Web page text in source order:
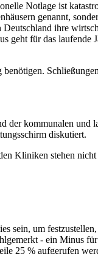
Notlage ist
genannt,
Deutschland ihre
geht für das laufende
der kommunalen und
diskutiert.
Kliniken stehen
sein, um festzustellen,
- ein Minus
25 % aufgerufen